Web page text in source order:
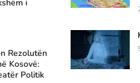
i
Rezolutën
Kosovë:
Politik